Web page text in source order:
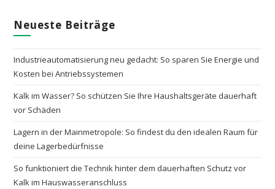
Neueste Beiträge
Industrieautomatisierung neu gedacht: So sparen Sie Energie und
Kosten bei Antriebssystemen
Kalk im Wasser? So schützen Sie Ihre Haushaltsgeräte dauerhaft
vor Schäden
Lagern in der Mainmetropole: So findest du den idealen Raum für
deine Lagerbedürfnisse
So funktioniert die Technik hinter dem dauerhaften Schutz vor
Kalk im Hauswasseranschluss